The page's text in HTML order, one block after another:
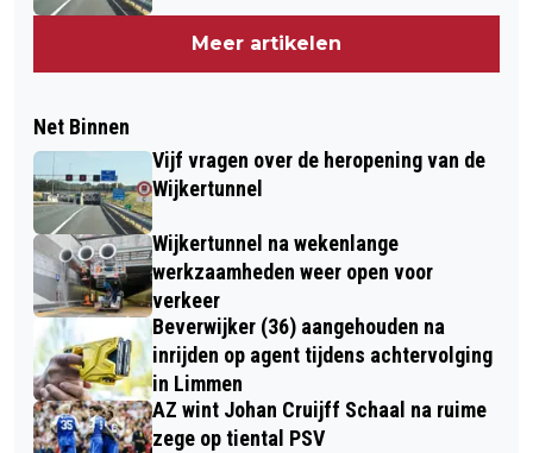
Meer artikelen
Net Binnen
Vijf vragen over de heropening van de
Wijkertunnel
Wijkertunnel na wekenlange
werkzaamheden weer open voor
verkeer
Beverwijker (36) aangehouden na
inrijden op agent tijdens achtervolging
in Limmen
AZ wint Johan Cruijff Schaal na ruime
zege op tiental PSV